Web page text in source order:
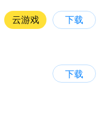
云游戏 下载
下载